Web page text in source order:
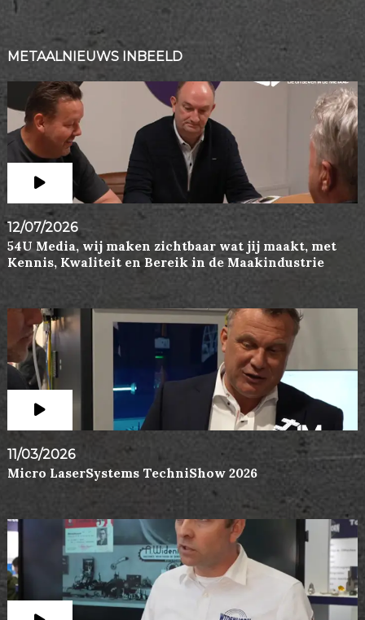
METAALNIEUWS INBEELD
12/07/2026
54U Media, wij maken zichtbaar wat jij maakt, met
Kennis, Kwaliteit en Bereik in de Maakindustrie
11/03/2026
Micro LaserSystems TechniShow 2026